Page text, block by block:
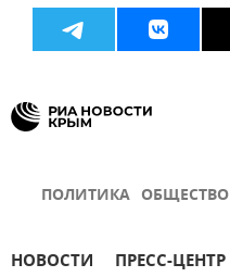
ПОЛИТИКА ОБЩЕСТВО
НОВОСТИ ПРЕСС-ЦЕНТР